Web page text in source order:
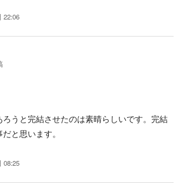
22:06
ろうと完結させたのは素晴らしいです。完結
と思います。
08:25